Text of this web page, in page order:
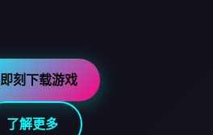
即刻下载游戏
了解更多